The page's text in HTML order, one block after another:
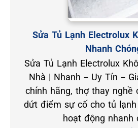
Sửa Tủ Lạnh Electrolux
Nhanh
Sửa Tủ Lạnh Electrolux
Nhà | Nhanh – Uy Tín –
chính hãng, thợ thay nghề
dứt điểm sự cố cho tủ
hoạt động nhanh